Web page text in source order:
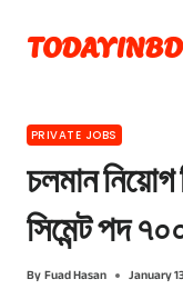
content
TODAYINBD
PRIVATE JOBS
চলমান
সিমেন্ট পদ
ByFuad Hasan January